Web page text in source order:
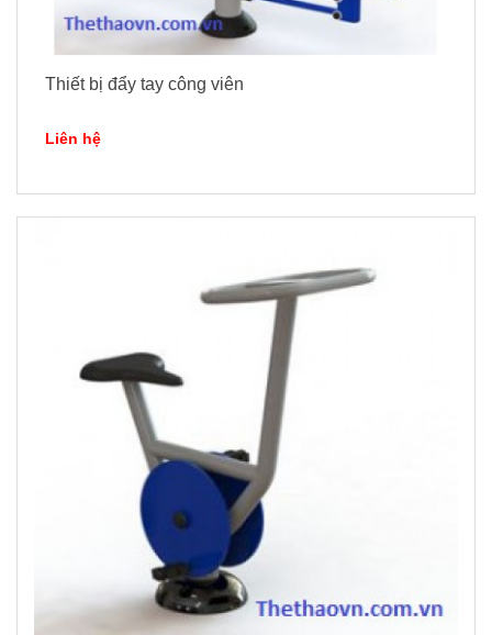
Thiết bị đẩy tay công viên
Liên hệ